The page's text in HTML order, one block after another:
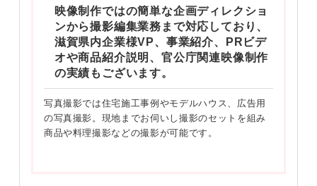
映像制作ではの簡単な企画ディレクショ
ンから撮影編集業務まで対応しており、
滋賀県内企業様VP、事業紹介、PRビデ
オや商品紹介説明、官公庁関連映像制作
の実績もございます。
写真撮影では住宅施工事例やモデルハウス、広告用
の写真撮影。現地までお伺いし撮影のセットを組み
商品や料理撮影などの撮影が可能です。